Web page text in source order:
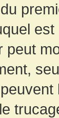
peut